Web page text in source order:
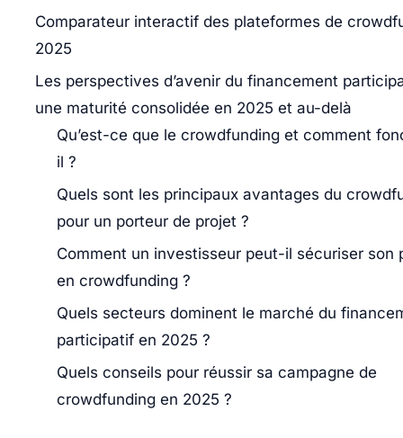
Comparateur interactif des plateformes de
2025
Les perspectives d’avenir du financement
une maturité consolidée en 2025 et au-delà
Qu’est-ce que le crowdfunding et comment
il ?
Quels sont les principaux avantages du
pour un porteur de projet ?
Comment un investisseur peut-il sécuriser son
en crowdfunding ?
Quels secteurs dominent le marché du
participatif en 2025 ?
Quels conseils pour réussir sa campagne de
crowdfunding en 2025 ?